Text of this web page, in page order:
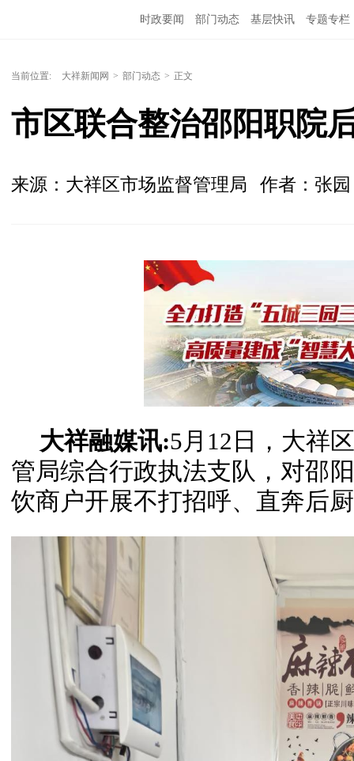
时政要闻 部门动态 基层快讯 专题专栏
当前位置: 大祥新闻网 > 部门动态 > 正文
市区联合整治邵阳职院
来源：大祥区市场监督管理局 作者：张
大祥融媒讯:5月12日，大祥
管局综合行政执法支队，对邵
饮商户开展不打招呼、直奔后